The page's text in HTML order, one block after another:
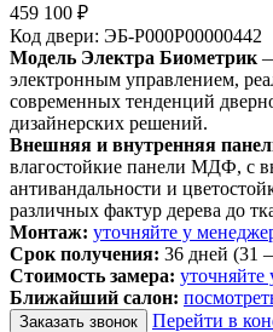
459 100 ₽
Код двери: ЭБ-P000P00000442
Модель Электра Биометрик
электронным управлением,
современных тенденций
дизайнерских решений.
Внешняя и внутренняя
влагостойкие панели МДФ, с
антивандальности и
различных фактур дерева до
Монтаж: уточняйте у
Срок получения: 36 дней (31
Стоимость замера: уточняйте
Ближайший салон:
Заказать звонок
Перейти в